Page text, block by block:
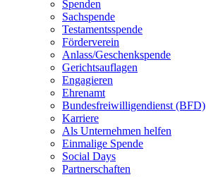
Spenden
Sachspende
Testamentsspende
Förderverein
Anlass/Geschenkspende
Gerichtsauflagen
Engagieren
Ehrenamt
Bundesfreiwilligendienst (BFD)
Karriere
Als Unternehmen helfen
Einmalige Spende
Social Days
Partnerschaften